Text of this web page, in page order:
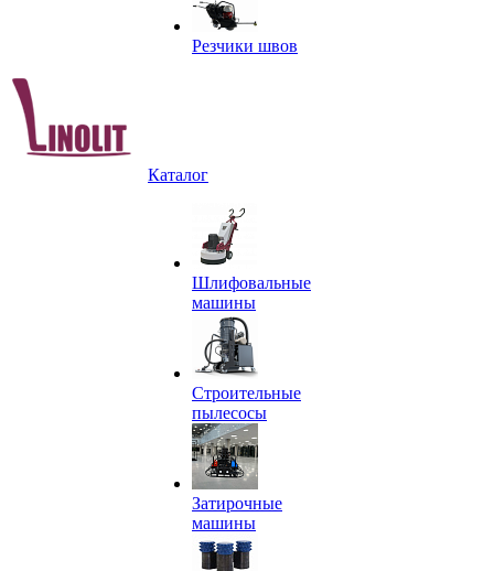
Резчики швов
Каталог
Шлифовальные
машины
Строительные
пылесосы
Затирочные
машины